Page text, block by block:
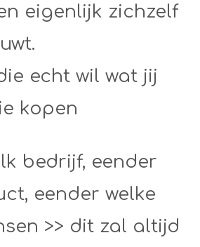
eigenlijk zichzelf
echt wil wat jij
kopen
bedrijf, eender
eender welke
>> dit zal altijd